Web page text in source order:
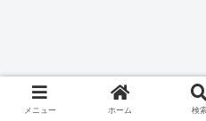
メニュー ホーム 検